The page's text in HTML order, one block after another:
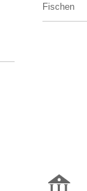
Fischen